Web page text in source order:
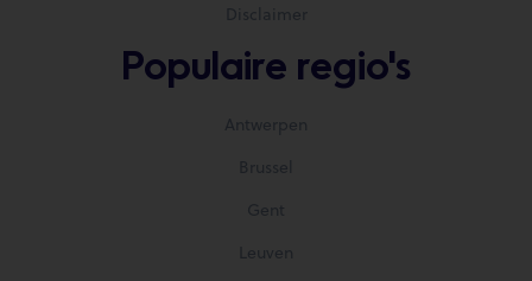
Disclaimer
Populaire regio's
Antwerpen
Brussel
Gent
Leuven